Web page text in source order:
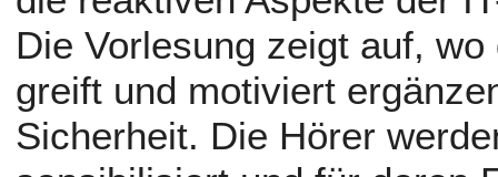
Die Vorlesung zeigt auf,
greift und motiviert
Sicherheit. Die Hörer